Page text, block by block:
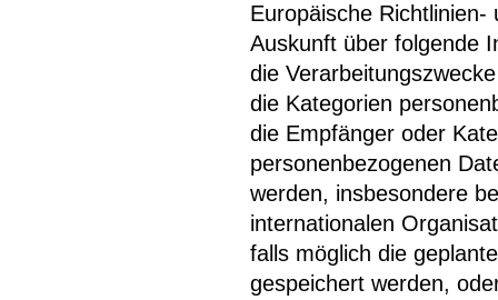
Europäische
Auskunft über folgende
die Verarbeitungszwecke
die Kategorien
die Empfänger oder
personenbezogenen
werden, insbesondere
internationalen
falls möglich die
gespeichert werden,